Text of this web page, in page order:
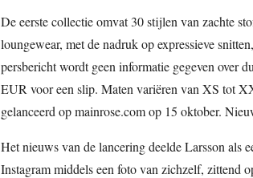
De eerste collectie omvat 30 stijlen van zachte
loungewear, met de nadruk op expressieve
persbericht wordt geen informatie gegeven over
EUR voor een slip. Maten variëren van XS tot
gelanceerd op mainrose.com op 15 oktober.
Het nieuws van de lancering deelde Larsson als
Instagram middels een foto van zichzelf, zittend